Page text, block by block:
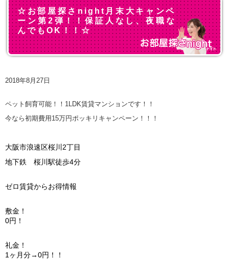
☆お部屋探さnight月末大キャンペ
ーン第2弾！！保証人なし、夜職な
んでもOK！！☆
2018年8月27日
ペット飼育可能！！1LDK賃貸マンションです！！
今なら初期費用15万円ポッキリキャンペーン！！！
大阪市浪速区桜川2丁目
地下鉄 桜川駅徒歩4分
ゼロ賃貸からお得情報
敷金！
0円！
礼金！
1ヶ月分→0円！！